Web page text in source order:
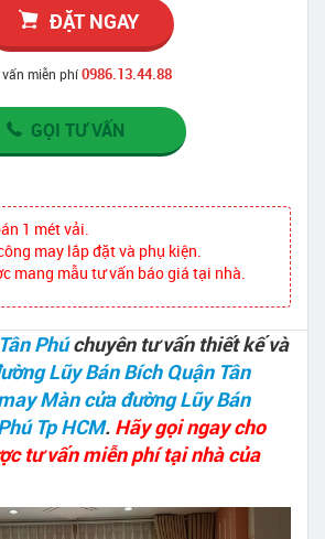
ĐẶT NGAY
vấn miễn phí0986.13.44.88
GỌI TƯ VẤN
1 mét vải.
may lắp đặt và phụ kiện.
mang mẫu tư vấn báo giá tại nhà.
Phúchuyên tư vấn thiết kế và
Lũy Bán Bích Quận Tân
Màn cửa đường Lũy Bán
Tp HCM. Hãy gọi ngay cho
tư vấn miễn phí tại nhà của